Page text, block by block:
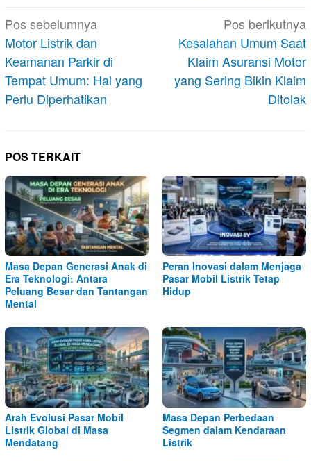
Navigasi
pos
Pos sebelumnya
Motor Listrik dan
Keamanan Parkir di
Tempat Umum: Hal yang
Perlu Diperhatikan
Pos berikutnya
Kesalahan Umum Saat
Klaim Asuransi Motor
yang Sering Bikin Klaim
Ditolak
POS TERKAIT
Masa Depan Generasi Anak di
Era Teknologi: Antara
Peluang Besar dan Tantangan
Mental
Peran Inovasi dalam Menjaga
Pasar Mobil Listrik Tetap
Hidup
Arah Evolusi Pasar Mobil
Listrik Global di Masa
Mendatang
Masa Depan Perbedaan
Segmen dalam Kendaraan
Listrik